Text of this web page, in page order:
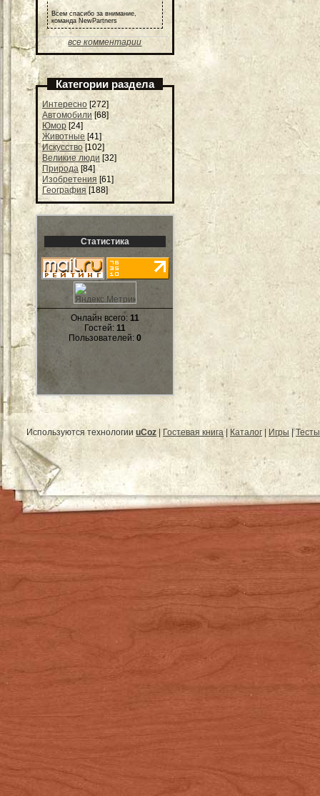
Всем спасибо за внимание,
команда NewPartners
все комментарии
Категории раздела
Интересно [272]
Автомобили [68]
Юмор [24]
Животные [41]
Искусство [102]
Великие люди [32]
Природа [84]
Изобретения [61]
География [188]
Статистика
Онлайн всего: 11
Гостей: 11
Пользователей: 0
Используются технологии uCoz | Гостевая книга | Каталог | Игры |Тесты